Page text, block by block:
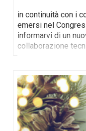
in continuità con i
emersi nel
informarvi di un
collaborazione